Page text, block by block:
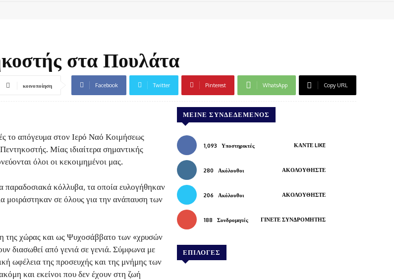
στα Πουλάτα
κοινοποίηση Facebook Twitter Pinterest WhatsApp Copy URL
το απόγευμα στον Ιερό Ναό Κοιμήσεως
Μίας ιδιαίτερα σημαντικής
όλοι οι κεκοιμημένοι μας.
παραδοσιακά κόλλυβα, τα οποία ευλογήθηκαν
μοιράστηκαν σε όλους για την ανάπαυση των
της χώρας και ως Ψυχοσάββατο των «χρυσών
διασωθεί από γενιά σε γενιά. Σύμφωνα με
ωφέλεια της προσευχής και της μνήμης των
και εκείνοι που δεν έχουν στη ζωή
ΜΕΊΝΕ ΣΥΝΔΕΔΕΜΈΝΟΣ
1,093 Υποστηρικτές ΚΆΝΤΕ LIKE
280 Ακόλουθοι ΑΚΟΛΟΥΘΉΣΤΕ
206 Ακόλουθοι ΑΚΟΛΟΥΘΉΣΤΕ
188 Συνδρομητές ΓΊΝΕΤΕ ΣΥΝΔΡΟΜΗΤΉΣ
ΕΠΙΛΟΓΕΣ